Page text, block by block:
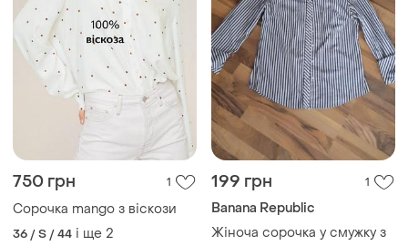
750 грн 1
Сорочка mango з віскози
36 / S / 44 і ще 2
199 грн 1
Banana Republic
Жіноча сорочка у смужку з